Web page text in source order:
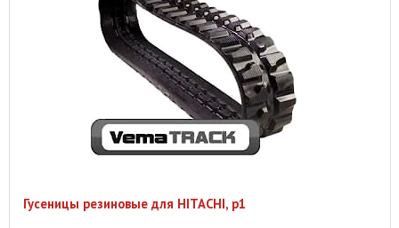
Гусеницы резиновые для HITACHI, p1